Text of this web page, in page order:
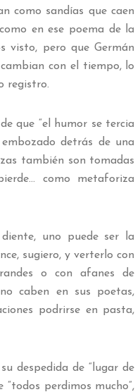
como sandías que caen
en ese poema de la
visto, pero que Germán
con el tiempo, lo
registro.
que “el humor se tercia
detrás de una
también son tomadas
como metaforiza
uno puede ser la
sugiero, y verterlo con
o con afanes de
caben en sus poetas,
podrirse en pasta,
despedida de “lugar de
perdimos mucho”,